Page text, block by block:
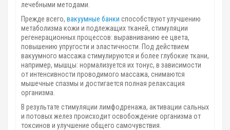
лечебными методами.
Прежде всего, вакуумные банки способствуют улучшению
метаболизма кожи и подлежащих тканей, стимуляции
регенерационных процессов: выравниванию ее цвета,
повышению упругости и эластичности. Под действием
вакуумного массажа стимулируются и более глубокие ткани,
например, мышцы: нормализуется их тонус, в зависимости
от интенсивности проводимого массажа, снимаются
мышечные спазмы и достигается полная релаксация
организма.
В результате стимуляции лимфодренажа, активации сальных
и потовых желез происходит освобождение организма от
токсинов и улучшение общего самочувствия.